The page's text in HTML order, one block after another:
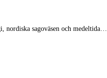
nordiska sagoväsen och medeltida…